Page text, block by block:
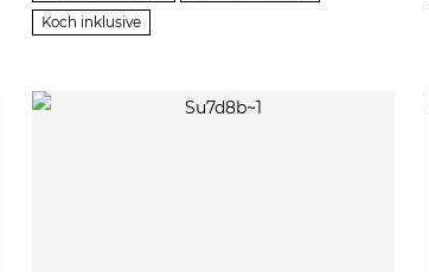
Koch inklusive